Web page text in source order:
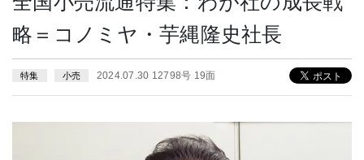
略＝コノミヤ・芋縄隆史社長
特集 小売 2024.07.30 12798号 19面